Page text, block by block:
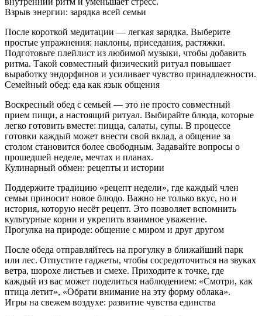
Взрыв энергии: зарядка всей семьи
После короткой медитации — легкая зарядка. Выберите
простые упражнения: наклоны, приседания, растяжки.
Подготовьте плейлист из любимой музыки, чтобы добавить
ритма. Такой совместный физический ритуал повышает
выработку эндорфинов и усиливает чувство принадлежности.
Семейный обед: еда как язык общения
Воскресный обед с семьей — это не просто совместный
прием пищи, а настоящий ритуал. Выбирайте блюда, которые
легко готовить вместе: пицца, салаты, супы. В процессе
готовки каждый может внести свой вклад, а общение за
столом становится более свободным. Задавайте вопросы о
прошедшей неделе, мечтах и планах.
Кулинарный обмен: рецепты и истории
Поддержите традицию «рецепт недели», где каждый член
семьи приносит новое блюдо. Важно не только вкус, но и
история, которую несёт рецепт. Это позволяет вспомнить
культурные корни и укрепить взаимное уважение.
Прогулка на природе: общение с миром и друг другом
После обеда отправляйтесь на прогулку в ближайший парк
или лес. Отпустите гаджеты, чтобы сосредоточиться на звуках
ветра, шорохе листьев и смехе. Приходите к точке, где
каждый из вас может поделиться наблюдением: «Смотри, как
птица летит», «Обрати внимание на эту форму облака».
Игры на свежем воздухе: развитие чувства единства